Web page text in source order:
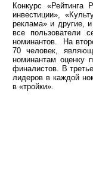
Конкурс
инвестиции»,
реклама» и другие,
все пользователи
номинантов. На
70 человек,
номинантам оценку
финалистов. В
лидеров в каждой
в «тройки».